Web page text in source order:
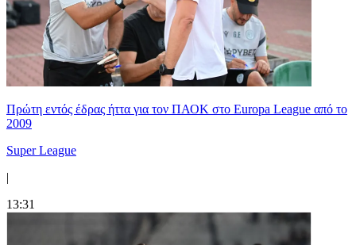
Πρώτη εντός έδρας ήττα για τον ΠΑΟΚ στο Europa League από το
2009
Super League
|
13:31